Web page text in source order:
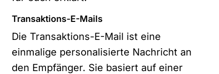
Transaktions-E-Mails
Die Transaktions-E-Mail ist eine
einmalige personalisierte Nachricht an
den Empfänger. Sie basiert auf einer